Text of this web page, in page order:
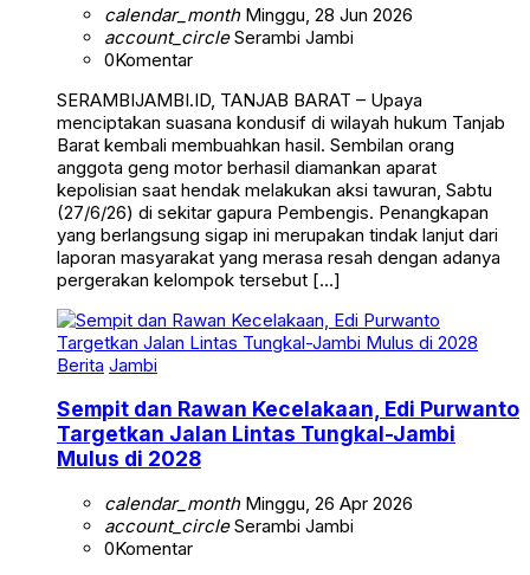
calendar_monthMinggu, 28 Jun 2026
account_circleSerambi Jambi
0Komentar
SERAMBIJAMBI.ID, TANJAB BARAT – Upaya
menciptakan suasana kondusif di wilayah hukum Tanjab
Barat kembali membuahkan hasil. Sembilan orang
anggota geng motor berhasil diamankan aparat
kepolisian saat hendak melakukan aksi tawuran, Sabtu
(27/6/26) di sekitar gapura Pembengis. Penangkapan
yang berlangsung sigap ini merupakan tindak lanjut dari
laporan masyarakat yang merasa resah dengan adanya
pergerakan kelompok tersebut […]
Berita Jambi
Sempit dan Rawan Kecelakaan, Edi Purwanto
Targetkan Jalan Lintas Tungkal-Jambi
Mulus di 2028
calendar_monthMinggu, 26 Apr 2026
account_circleSerambi Jambi
0Komentar